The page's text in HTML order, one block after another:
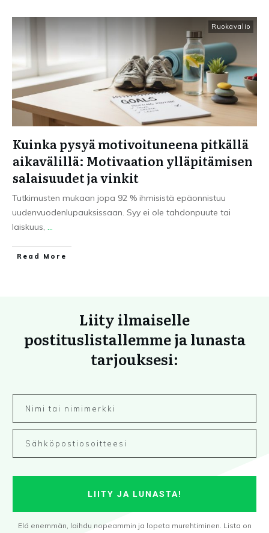
Ruokavalio
Kuinka pysyä motivoituneena pitkällä
aikavälillä: Motivaation ylläpitämisen
salaisuudet ja vinkit
Tutkimusten mukaan jopa 92 % ihmisistä epäonnistuu
uudenvuodenlupauksissaan. Syy ei ole tahdonpuute tai
laiskuus, ...
Read More
Liity ilmaiselle
postituslistallemme ja lunasta
tarjouksesi:
LIITY JA LUNASTA!
Elä enemmän, laihdu nopeammin ja lopeta murehtiminen. Lista on